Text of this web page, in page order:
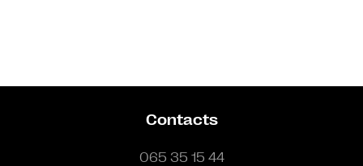
Contacts
065 35 15 44